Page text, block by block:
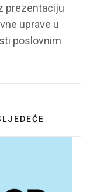
prezentaciju
uprave u
poslovnim